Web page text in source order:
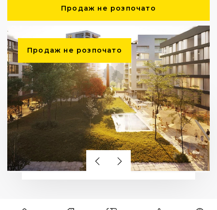
Продаж не розпочато
Продаж не розпочато